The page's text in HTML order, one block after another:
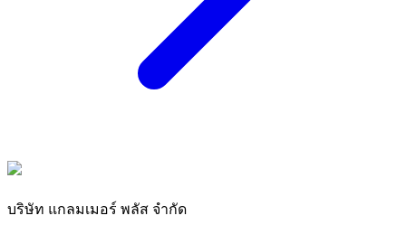
บริษัท แกลมเมอร์ พลัส จำกัด